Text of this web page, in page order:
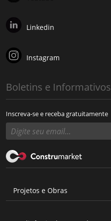
Linkedin
Instagram
Boletins e Informativos
Inscreva-se e receba gratuitamente
Projetos e Obras